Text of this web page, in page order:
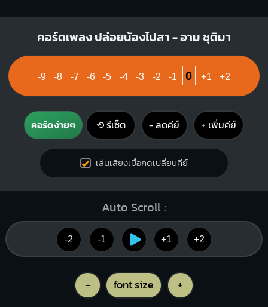
คอร์ดเพลง ปล่อยน้องไปสา - อาม ชุติมา
-9 -8 -7 -6 -5 -4 -3 -2 -1 0 +1 +2
คอร์ดง่ายๆ ⟲ รีเซ็ต − ลดคีย์ + เพิ่มคีย์
เล่นเสียงเมื่อกดเปลี่ยนคีย์
Auto Scroll :
-2 -1 +1 +2
- font size +